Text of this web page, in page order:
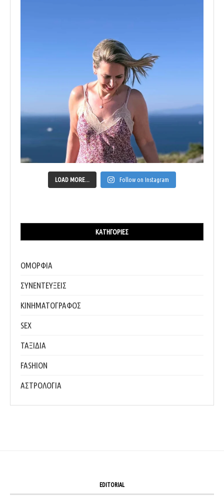
LOAD MORE... Follow on Instagram
ΚΑΤΗΓΟΡΊΕΣ
ΟΜΟΡΦΙΑ
ΣΥΝΕΝΤΕΥΞΕΙΣ
ΚΙΝΗΜΑΤΟΓΡΑΦΟΣ
SEX
ΤΑΞΙΔΙΑ
FASHION
ΑΣΤΡΟΛΟΓΙΑ
EDITORIAL